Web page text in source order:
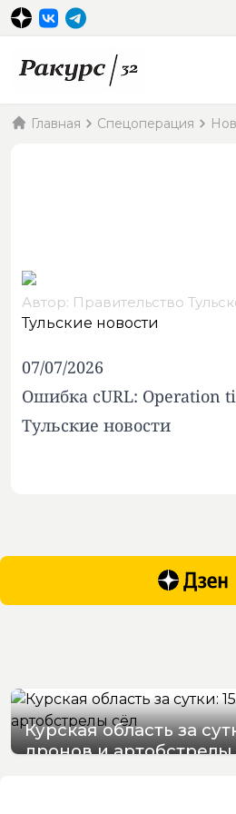
Главная Спецоперация
Автор: Правительство
Тульские новости
07/07/2026
Ошибка cURL: Operation
Тульские новости
Курская область за
дронов и артобстрелы